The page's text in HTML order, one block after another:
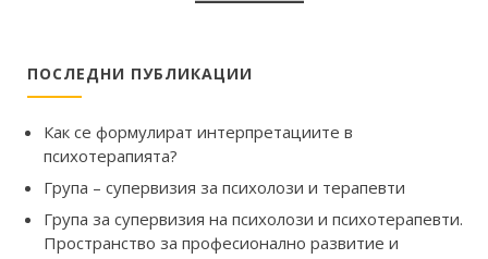
ПОСЛЕДНИ ПУБЛИКАЦИИ
Как се формулират интерпретациите в
психотерапията?
Група – супервизия за психолози и терапевти
Група за супервизия на психолози и психотерапевти.
Пространство за професионално развитие и